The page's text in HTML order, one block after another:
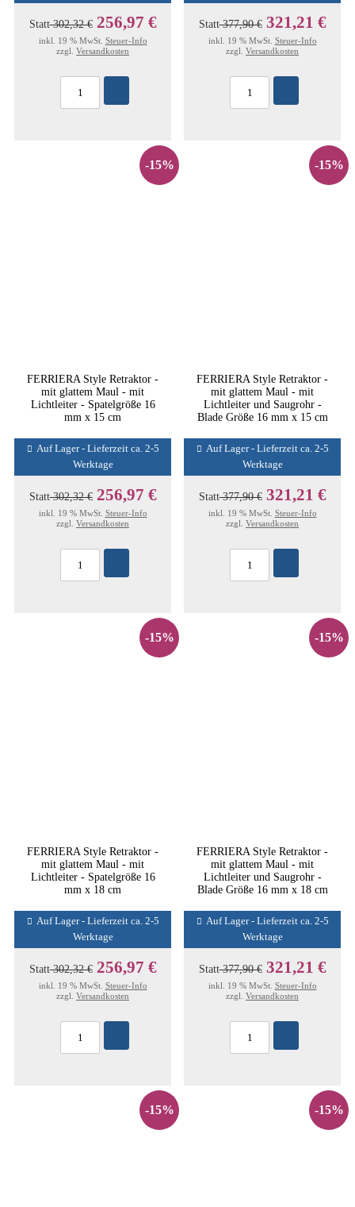
Statt302,32 € 256,97 €
inkl. 19 % MwSt. Steuer-Info
zzgl. Versandkosten
Statt377,90 € 321,21 €
inkl. 19 % MwSt. Steuer-Info
zzgl. Versandkosten
-15%
FERRIERA Style Retraktor -
mit glattem Maul - mit
Lichtleiter - Spatelgröße 16
mm x 15 cm
Auf Lager - Lieferzeit ca. 2-5
Werktage
Statt302,32 € 256,97 €
inkl. 19 % MwSt. Steuer-Info
zzgl. Versandkosten
-15%
FERRIERA Style Retraktor -
mit glattem Maul - mit
Lichtleiter und Saugrohr -
Blade Größe 16 mm x 15 cm
Auf Lager - Lieferzeit ca. 2-5
Werktage
Statt377,90 € 321,21 €
inkl. 19 % MwSt. Steuer-Info
zzgl. Versandkosten
-15%
FERRIERA Style Retraktor -
mit glattem Maul - mit
Lichtleiter - Spatelgröße 16
mm x 18 cm
Auf Lager - Lieferzeit ca. 2-5
Werktage
Statt302,32 € 256,97 €
inkl. 19 % MwSt. Steuer-Info
zzgl. Versandkosten
-15%
FERRIERA Style Retraktor -
mit glattem Maul - mit
Lichtleiter und Saugrohr -
Blade Größe 16 mm x 18 cm
Auf Lager - Lieferzeit ca. 2-5
Werktage
Statt377,90 € 321,21 €
inkl. 19 % MwSt. Steuer-Info
zzgl. Versandkosten
-15% -15%